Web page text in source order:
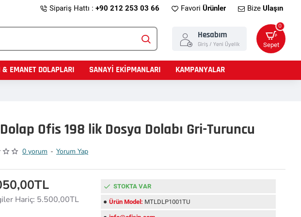
Sipariş Hattı : +90 212 253 03 66 Favori Ürünler Bize Ulaşın
Hesabım
Giriş / Yeni Üyelik
0
Sepet
& EMANET DOLAPLARI SANAYİ EKİPMANLARI KAMPANYALAR
Ofis 198 lik Dosya Dolabı Gri-Turuncu
0 yorum - Yorum Yap
Hariç: 5.500,00TL
STOKTA VAR
Ürün Model: MTLDLP1001TU